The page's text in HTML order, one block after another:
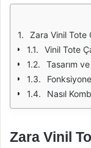
Zara Vinil Tote
Vinil Tote
Tasarım
Nasıl
Zara Vinil